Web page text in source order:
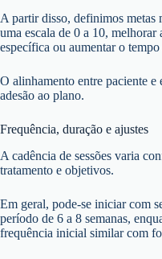
A partir disso, definimos metas
uma escala de 0 a 10, melhorar
específica ou aumentar o
O alinhamento entre paciente
adesão ao plano.
Frequência, duração e ajustes
A cadência de sessões varia
tratamento e objetivos.
Em geral, pode-se iniciar com
período de 6 a 8 semanas,
frequência inicial similar com